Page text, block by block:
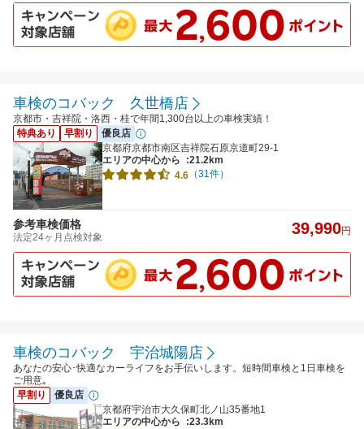
車検のコバック 久世橋店
京都市・吉祥院・洛西・桂で年間1,300台以上の車検実績！
特典あり
早割り
優良店
京都府京都市南区吉祥院石原京道町29-1
エリアの中心から
:21.2km
4.6 （31件）
参考車検価格
法定24ヶ月点検対象 39,990円
車検のコバック 宇治城陽店
あなたの安心･快適なカーライフをお手伝いします。短時間車検と1日車検を
ご用意｡
早割り
優良店
京都府宇治市大久保町北ノ山35番地1
エリアの中心から
:23.3km